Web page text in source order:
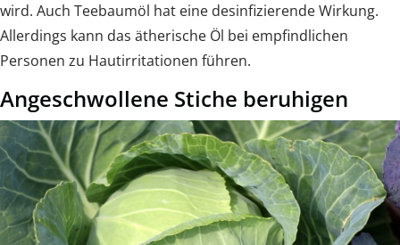
wird. Auch Teebaumöl hat eine desinfizierende Wirkung.
Allerdings kann das ätherische Öl bei empfindlichen
Personen zu Hautirritationen führen.
Angeschwollene Stiche beruhigen